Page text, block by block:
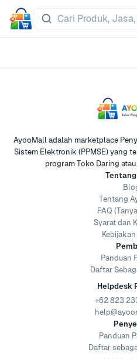
AyooMall adalah marketplace
Sistem Elektronik (PPMSE) yang
program Toko Daring
Tentang
FAQ
Syarat dan
Panduan
Daftar
Helpdesk
+62 823
Panduan
Daftar